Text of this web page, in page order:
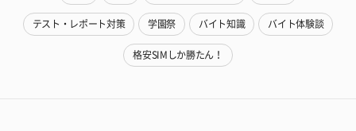
テスト・レポート対策 学園祭 バイト知識 バイト体験談
格安SIMしか勝たん！